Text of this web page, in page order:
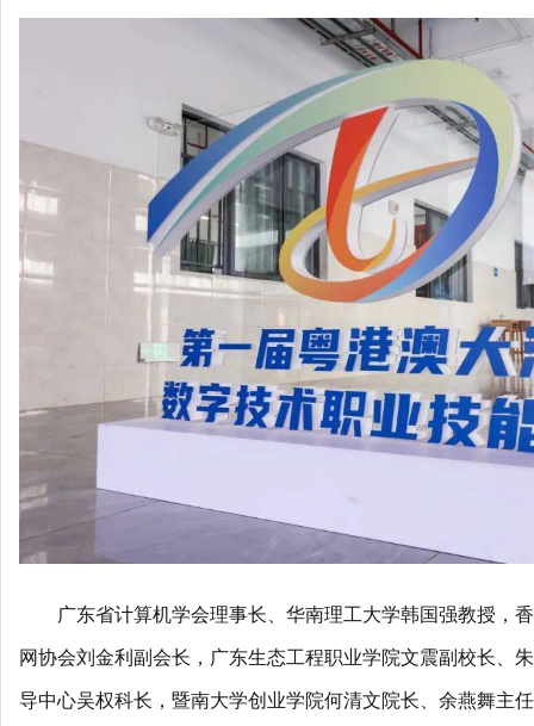
广东省计算机学会理事长、华南理工大学韩国强教授，
网协会刘金利副会长，广东生态工程职业学院文震副校长、
导中心吴权科长，暨南大学创业学院何清文院长、余燕舞主